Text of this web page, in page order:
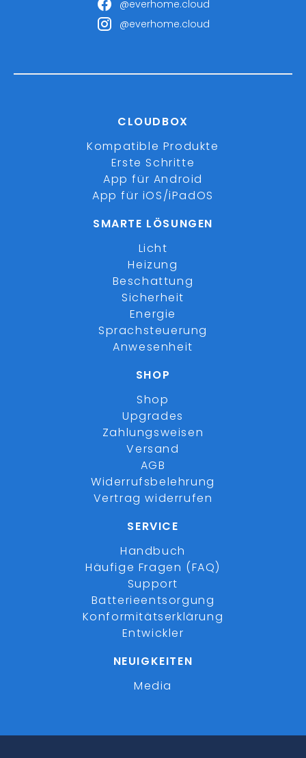
@everhome.cloud
@everhome.cloud
CLOUDBOX
Kompatible Produkte
Erste Schritte
App für Android
App für iOS/iPadOS
SMARTE LÖSUNGEN
Licht
Heizung
Beschattung
Sicherheit
Energie
Sprachsteuerung
Anwesenheit
SHOP
Shop
Upgrades
Zahlungsweisen
Versand
AGB
Widerrufsbelehrung
Vertrag widerrufen
SERVICE
Handbuch
Häufige Fragen (FAQ)
Support
Batterieentsorgung
Konformitätserklärung
Entwickler
NEUIGKEITEN
Media